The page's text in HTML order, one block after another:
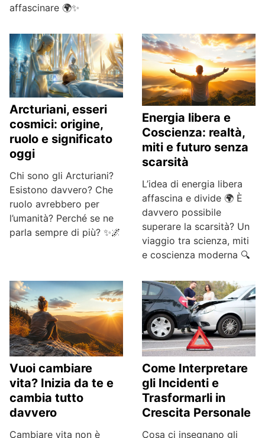
affascinare 🌍✨
Arcturiani, esseri
cosmici: origine,
ruolo e significato
oggi
Chi sono gli Arcturiani?
Esistono davvero? Che
ruolo avrebbero per
l’umanità? Perché se ne
parla sempre di più? ✨🌌
Energia libera e
Coscienza: realtà,
miti e futuro senza
scarsità
L’idea di energia libera
affascina e divide 🌍 È
davvero possibile
superare la scarsità? Un
viaggio tra scienza, miti
e coscienza moderna 🔍
Vuoi cambiare
vita? Inizia da te e
cambia tutto
davvero
Cambiare vita non è
Come Interpretare
gli Incidenti e
Trasformarli in
Crescita Personale
Cosa ci insegnano gli